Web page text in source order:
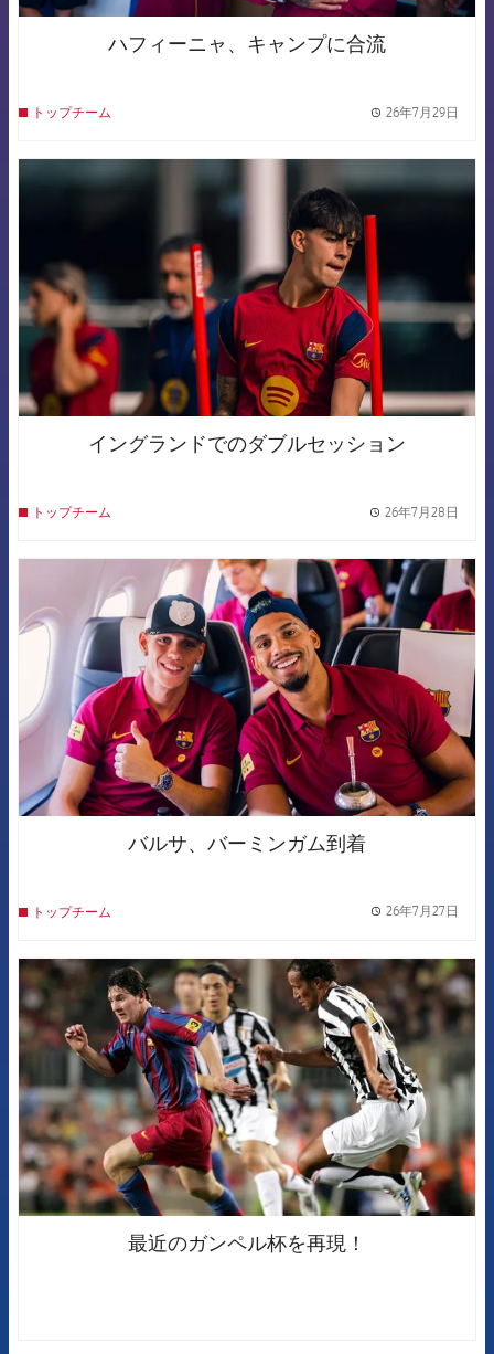
ハフィーニャ、キャンプに合流
トップチーム 26年7月29日
イングランドでのダブルセッション
トップチーム 26年7月28日
FCB Barcelona badge
バルサ、バーミンガム到着
トップチーム 26年7月27日
FCB Barcelona badge
最近のガンペル杯を再現！